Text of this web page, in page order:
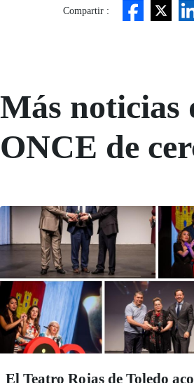
Compartir :
Más noticias
ONCE de
El Teatro Rojas de Toledo